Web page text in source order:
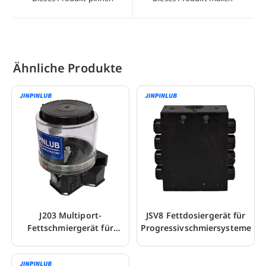
neuen
neuen
Ähnliche Produkte
J203 Multiport-
Fettschmiergerät für
JSV8 Fettdosiergerät für
Progressivschmiersysteme